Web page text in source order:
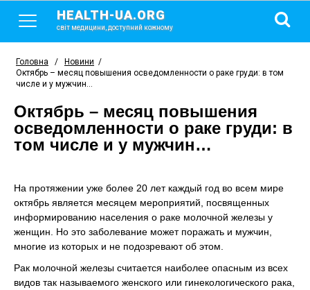
HEALTH-UA.ORG
світ медицини, доступний кожному
Головна / Новини /
Октябрь – месяц повышения осведомленности о раке груди: в том
числе и у мужчин…
Октябрь – месяц повышения
осведомленности о раке груди: в
том числе и у мужчин…
На протяжении уже более 20 лет каждый год во всем мире
октябрь является месяцем мероприятий, посвященных
информированию населения о раке молочной железы у
женщин. Но это заболевание может поражать и мужчин,
многие из которых и не подозревают об этом.
Рак молочной железы считается наиболее опасным из всех
видов так называемого женского или гинекологического рака,